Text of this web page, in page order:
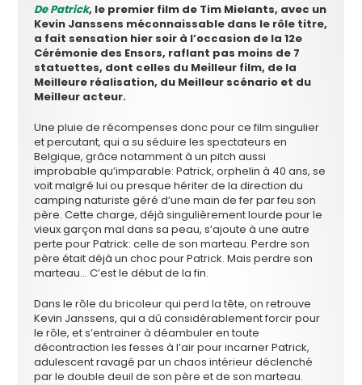
De Patrick, le premier film de Tim Mielants, avec un
Kevin Janssens méconnaissable dans le rôle titre,
a fait sensation hier soir à l’occasion de la 12e
Cérémonie des Ensors, raflant pas moins de 7
statuettes, dont celles du Meilleur film, de la
Meilleure réalisation, du Meilleur scénario et du
Meilleur acteur.
Une pluie de récompenses donc pour ce film singulier
et percutant, qui a su séduire les spectateurs en
Belgique, grâce notamment à un pitch aussi
improbable qu’imparable: Patrick, orphelin à 40 ans, se
voit malgré lui ou presque hériter de la direction du
camping naturiste géré d’une main de fer par feu son
père. Cette charge, déjà singulièrement lourde pour le
vieux garçon mal dans sa peau, s’ajoute à une autre
perte pour Patrick: celle de son marteau. Perdre son
père était déjà un choc pour Patrick. Mais perdre son
marteau… C’est le début de la fin.
Dans le rôle du bricoleur qui perd la tête, on retrouve
Kevin Janssens, qui a dû considérablement forcir pour
le rôle, et s’entrainer à déambuler en toute
décontraction les fesses à l’air pour incarner Patrick,
adulescent ravagé par un chaos intérieur déclenché
par le double deuil de son père et de son marteau.